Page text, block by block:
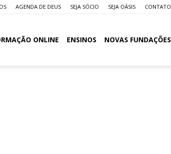
AGENDA DE DEUS SEJA SÓCIO SEJA OÁSIS CONTATO
ONLINE ENSINOS NOVAS FUNDAÇÕES